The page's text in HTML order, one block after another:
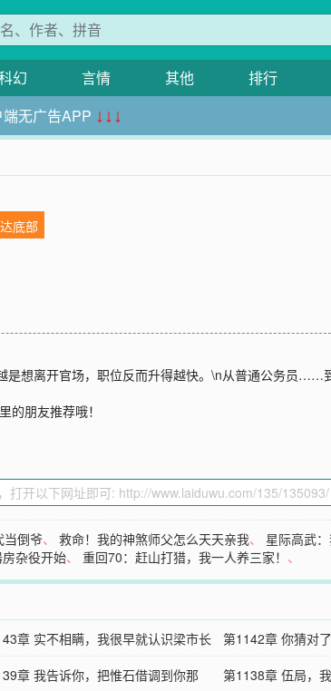
幻 言情 其他 排行
无广告APP ↓↓↓
底部
是想离开官场，职位反而升得越快。\n从普通公务员……
的朋友推荐哦！
当倒爷、救命！我的神煞师父怎么天天亲我、 星际高武
杂役开始、重回70：赶山打猎，我一人养三家！ 、
章 实不相瞒，我很早就认识梁市长
第1142章 你猜对
章 我告诉你，把惟石借调到你那
第1138章 伍局，